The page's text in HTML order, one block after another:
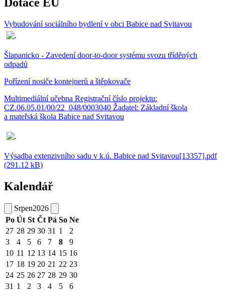
Dotace EU
Vybudování sociálního bydlení v obci Babice nad Svitavou
Šlapanicko - Zavedení door-to-door systému svozu tříděných
odpadů
Pořízení nosiče kontejnerů a štěpkovače
Multimediální učebna Registrační číslo projektu:
CZ.06.05.01/00/22_048/0003040 Žadatel: Základní škola
a mateřská škola Babice nad Svitavou
Výsadba extenzivního sadu v k.ú. Babice nad Svitavou[13357].pdf
(291.12 kB)
Kalendář
Srpen2026
Po Út St Čt Pá So Ne
27 28 29 30 31 1
2
3
4 5 6 7 8
9
10 11 12 13 14 15 16
17 18 19 20 21 22 23
24 25 26 27 28 29 30
31 1 2 3 4 5 6